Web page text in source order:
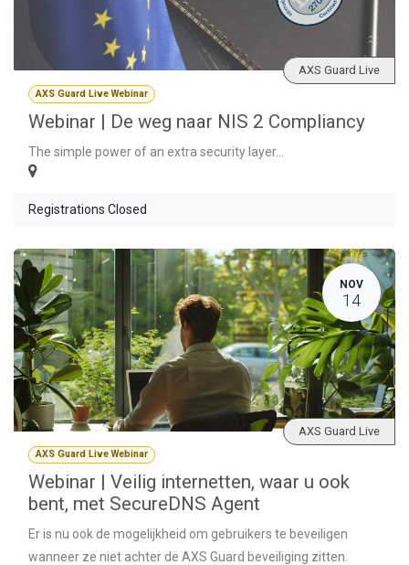
AXS Guard Live Webinar
Webinar | De weg naar NIS 2 Compliancy
The simple power of an extra security layer...
AXS Guard Live
Registrations Closed
NOV
14
AXS Guard Live Webinar
Webinar | Veilig internetten, waar u ook
bent, met SecureDNS Agent
Er is nu ook de mogelijkheid om gebruikers te beveiligen
wanneer ze niet achter de AXS Guard beveiliging zitten.
AXS Guard Live